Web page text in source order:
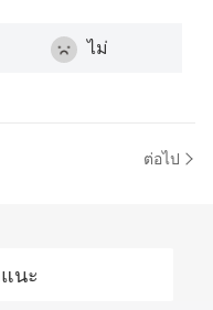
ไม่
ต่อไป
นะ